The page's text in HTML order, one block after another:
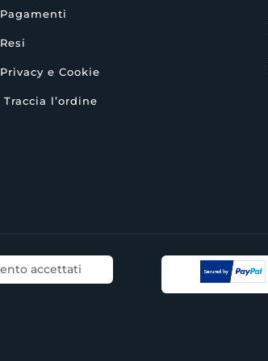
Pagamenti
Resi
Privacy e Cookie
Traccia l’ordine